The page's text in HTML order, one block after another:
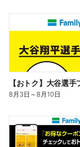
8月3日 ～8月10日